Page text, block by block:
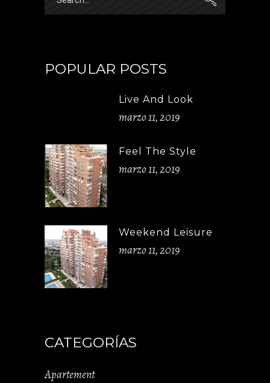
for:
POPULAR POSTS
Live And Look
marzo 11, 2019
Feel The Style
marzo 11, 2019
Weekend Leisure
marzo 11, 2019
CATEGORÍAS
Apartement